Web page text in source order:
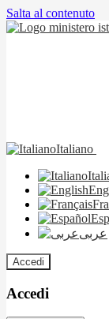
Salta al contenuto
Italiano
عربى
Accedi
Accedi